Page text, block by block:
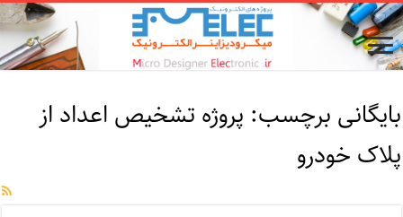
بایگانی برچسب: پروژه تشخیص اعداد از
پلاک خودرو